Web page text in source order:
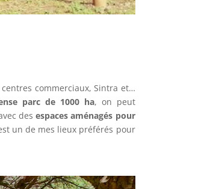
commerciaux, Sintra et…
parc de 1000 ha, on peut
desespaces aménagés pour
un de mes lieux préférés pour